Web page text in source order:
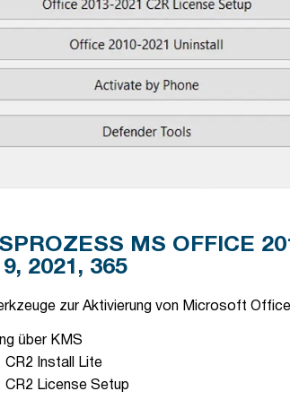
MS OFFICE
2021, 365
zur Aktivierung von Microsoft
über KMS
Install Lite
License Setup